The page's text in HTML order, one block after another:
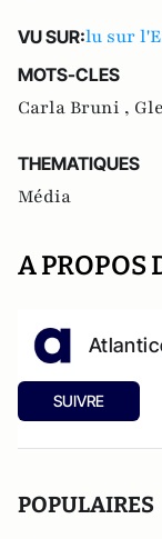
VU SUR:lu sur
MOTS-CLES
Carla Bruni ,
THEMATIQUES
Média
A PROPOS
SUIVRE
POPULAIRES